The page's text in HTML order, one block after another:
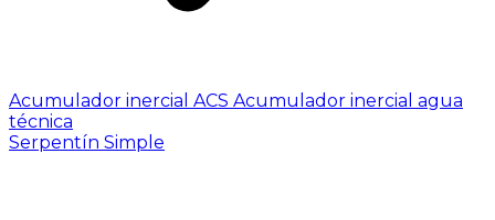
Acumulador inercial ACS Acumulador inercial agua
técnica
Serpentín Simple